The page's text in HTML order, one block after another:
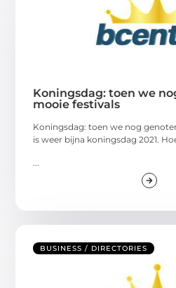
Koningsdag: toen we
mooie festivals
Koningsdag: toen we nog
is weer bijna koningsdag 2021.
BUSINESS / DIRECTORIES